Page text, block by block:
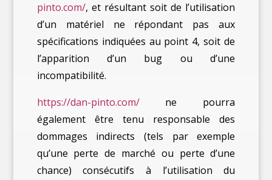
pinto.com/, et résultant soit de l’utilisation
d’un matériel ne répondant pas aux
spécifications indiquées au point 4, soit de
l’apparition d’un bug ou d’une
incompatibilité.
https://dan-pinto.com/ne pourra
également être tenu responsable des
dommages indirects (tels par exemple
qu’une perte de marché ou perte d’une
chance) consécutifs à l’utilisation du